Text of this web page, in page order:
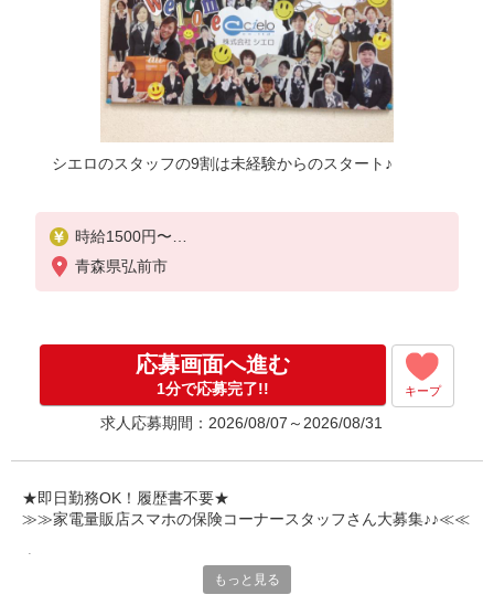
シエロのスタッフの9割は未経験からのスタート♪
時給1500円〜
※残業代支給
★交通費別途支給（規定あり）
入社祝い金10万円支給(規定有)
お友達を紹介頂くと,
インセンティブ支給(規定有)
゜・。○。・゜+゜・。○。・゜+゜
青森県弘前市
応募画面へ進む
1分で応募完了!! キープ
求人応募期間：2026/08/07～2026/08/31
★即日勤務OK！履歴書不要★
≫≫家電量販店スマホの保険コーナースタッフさん大募集♪♪≪≪
職場での不安や悩み事があればもっと見る